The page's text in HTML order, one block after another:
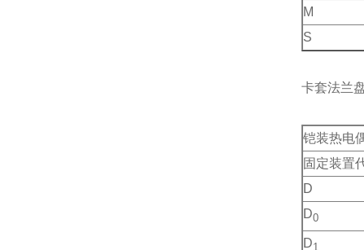
M
S
卡套法兰
铠装热电
固定装置
D
D0
D1